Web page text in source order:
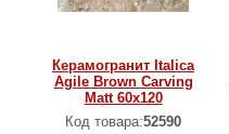
Керамогранит Italica
Agile Brown Carving
Matt 60x120
Код товара:52590